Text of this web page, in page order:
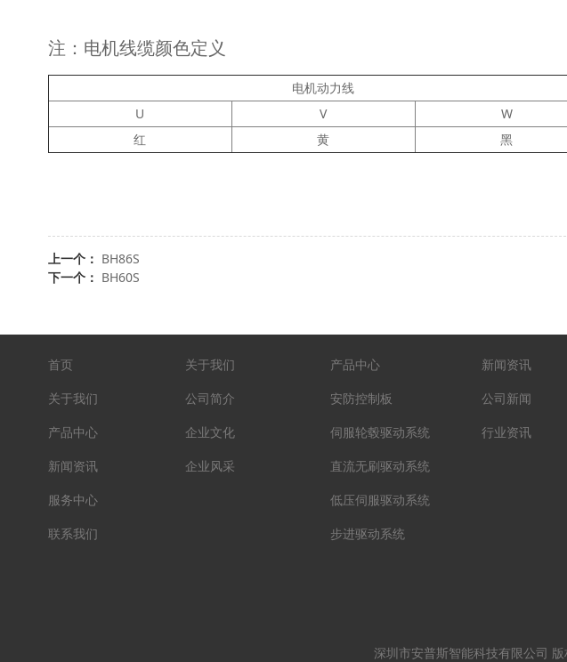
注：电机线缆颜色定义
电机动力线
U
V W
红
黄 黑
上一个： BH86S
下一个： BH60S
首页
关于我们
产品中心
新闻资讯
服务中心
联系我们
关于我们
公司简介
企业文化
企业风采
产品中心
安防控制板
伺服轮毂驱动系统
直流无刷驱动系统
低压伺服驱动系统
步进驱动系统
新闻资讯
公司新闻
行业资讯
深圳市安普斯智能科技有限公司